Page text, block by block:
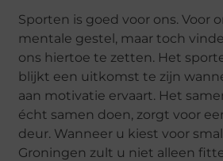
Sporten is goed voor ons. Voor
mentale gestel, maar toch
ons hiertoe te zetten. Het
blijkt een uitkomst te zijn
aan motivatie ervaart. Het
écht samen doen, zorgt voor
deur. Wanneer u kiest voor
Groningen zult u niet alleen